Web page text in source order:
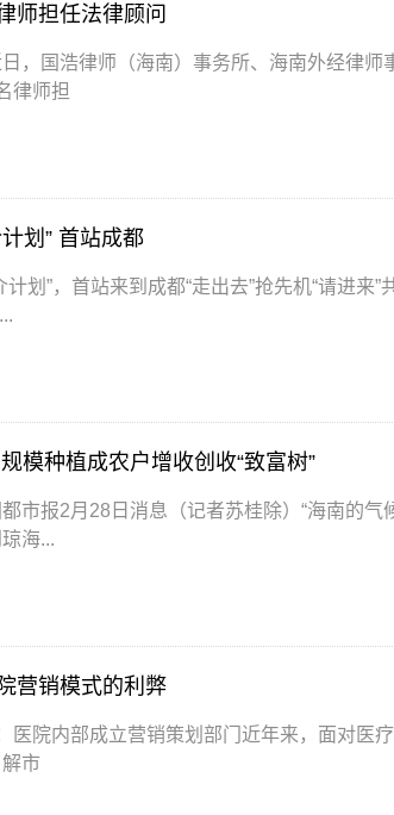
师担任法律顾问
，国浩律师（海南）事务所、海南外经律师
律师担
划” 首站成都
划”，首站来到成都“走出去”抢先机“请进来
模种植成农户增收创收“致富树”
市报2月28日消息（记者苏桂除）“海南的气
海...
营销模式的利弊
医院内部成立营销策划部门近年来，面对医
市